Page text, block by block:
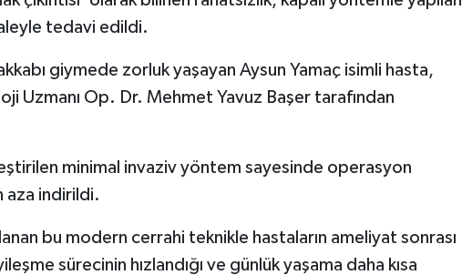
tedavi edildi.
giymede zorluk yaşayan Aysun Yamaç isimli hasta,
Uzmanı Op. Dr. Mehmet Yavuz Başer tarafından
minimal invaziv yöntem sayesinde operasyon
aza indirildi.
bu modern cerrahi teknikle hastaların ameliyat sonrası
sürecinin hızlandığı ve günlük yaşama daha kısa